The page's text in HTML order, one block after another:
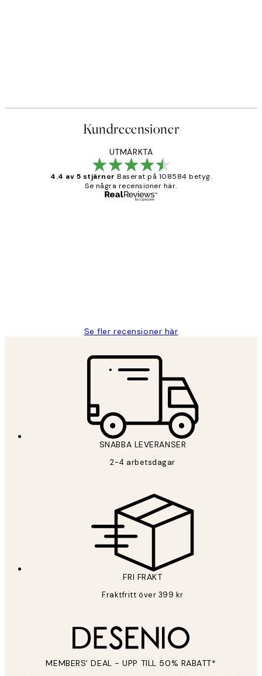
Kundrecensioner
UTMÄRKTA
4.4 av 5 stjärnor Baserat på 108584 betyg.
Se några recensioner här.
Se fler recensioner här
SNABBA LEVERANSER
2-4 arbetsdagar
FRI FRAKT
Fraktfritt över 399 kr
MEMBERS' DEAL - UPP TILL 50% RABATT*